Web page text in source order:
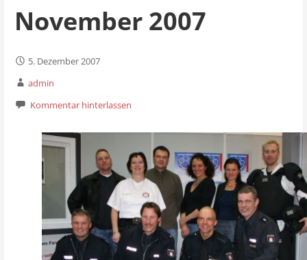
November 2007
5. Dezember 2007
admin
Kommentar hinterlassen